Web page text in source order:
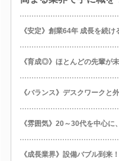
《安定》創業64年 成長を続け
《育成◎》ほとんどの先輩が
《バランス》デスクワークと
《雰囲気》20～30代を中心に
《成長業界》設備バブル到来